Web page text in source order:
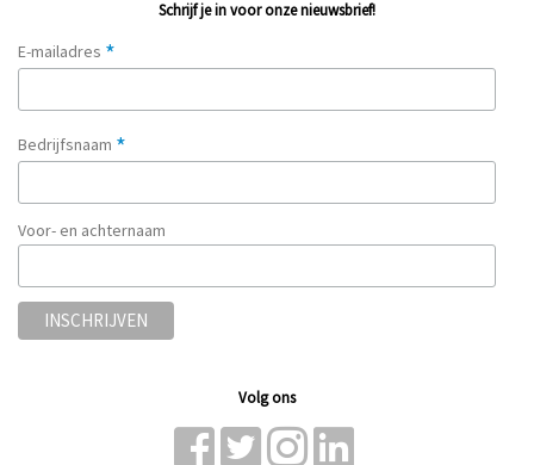
Schrijf je in voor onze nieuwsbrief!
E-mailadres *
Bedrijfsnaam *
Voor- en achternaam
Volg ons